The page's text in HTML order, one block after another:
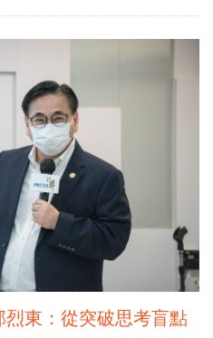
烈東：從突破思考盲點